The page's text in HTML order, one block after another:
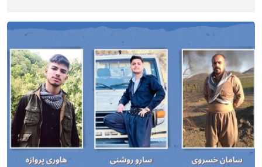
بۆ شەش کەس زیادی کرد